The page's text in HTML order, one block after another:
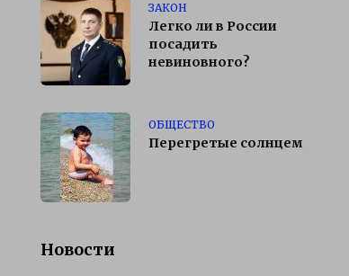
ЗАКОН
Легко ли в России
посадить
невиновного?
ОБЩЕСТВО
Перегретые солнцем
Новости